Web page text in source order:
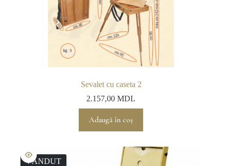
Sevalet cu caseta 2
2.157,00MDL
Adaugă în coș
VÂNDUT